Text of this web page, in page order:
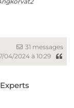
31 messages
04/2024 à 10:29